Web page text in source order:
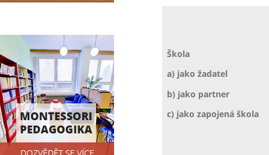
Škola
a) jako žadatel
b) jako partner
c) jako zapojená škola